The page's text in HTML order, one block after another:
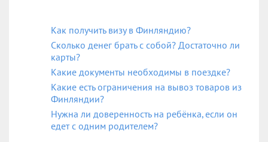
Как получить визу в Финляндию?
Сколько денег брать с собой? Достаточно ли
карты?
Какие документы необходимы в поездке?
Какие есть ограничения на вывоз товаров из
Финляндии?
Нужна ли доверенность на ребёнка, если он
едет с одним родителем?